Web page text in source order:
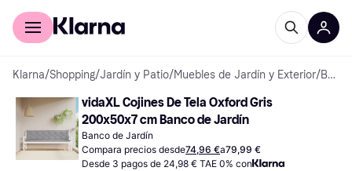
Comprar con Klarna
Klarna/Shopping/Jardín y Patio/Muebles de Jardín y Exterior/ Bancos de Jardín
vidaXL Cojines De Tela Oxford Gris
200x50x7 cm Banco de Jardín
Banco de Jardín
Compara precios desde74,96 €a79,99 €
Desde 3 pagos de 24,98 € TAE 0% con